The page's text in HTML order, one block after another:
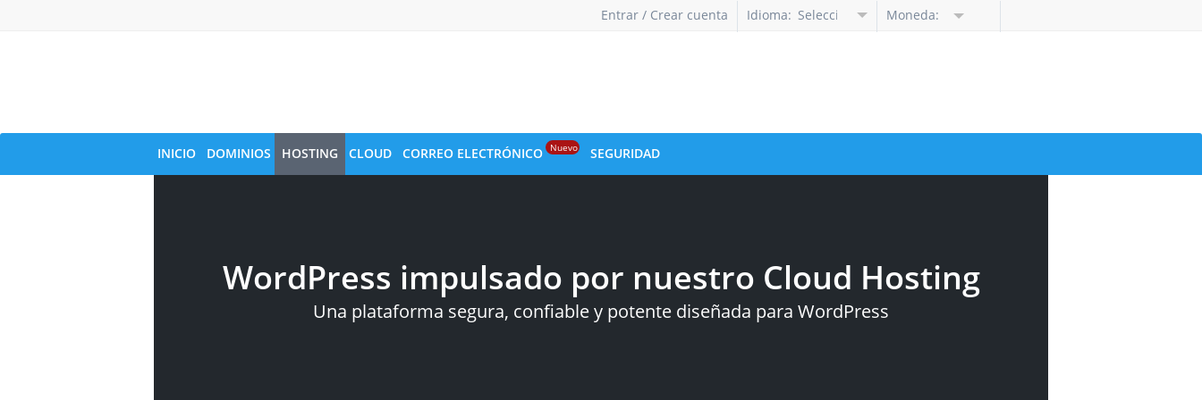
Entrar / Crear cuenta Idioma: Seleccione
Moneda:
INICIO DOMINIOS HOSTING CLOUD CORREO ELECTRÓNICO Nuevo SEGURIDAD
WordPress impulsado por nuestro Cloud Hosting
Una plataforma segura, confiable y potente diseñada para WordPress